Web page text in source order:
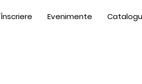
Înscriere Evenimente